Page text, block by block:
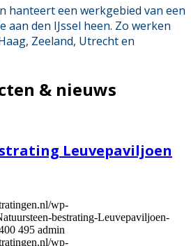
hanteert een werkgebied van een
aan den IJssel heen. Zo werken
Zeeland, Utrecht en
& nieuws
Leuvepaviljoen
wp-
bestrating-Leuvepaviljoen-
495 admin
wp-